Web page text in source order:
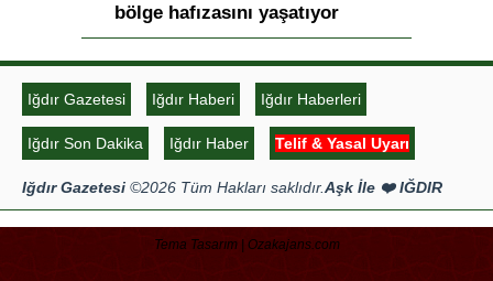
bölge hafızasını yaşatıyor
Iğdır Gazetesi Iğdır Haberi Iğdır Haberleri
Iğdır Son Dakika Iğdır Haber Telif & Yasal Uyarı
Iğdır Gazetesi ©2026 Tüm Hakları saklıdır.Aşk İle ❤️ IĞDIR
Tema Tasarım | Ozakajans.com